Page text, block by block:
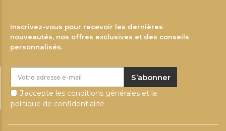
Inscrivez-vous pour recevoir les dernières
nouveautés, nos offres exclusives et des conseils
personnalisés.
S’abonner
J'accepte les conditions générales et la
politique de confidentialité.